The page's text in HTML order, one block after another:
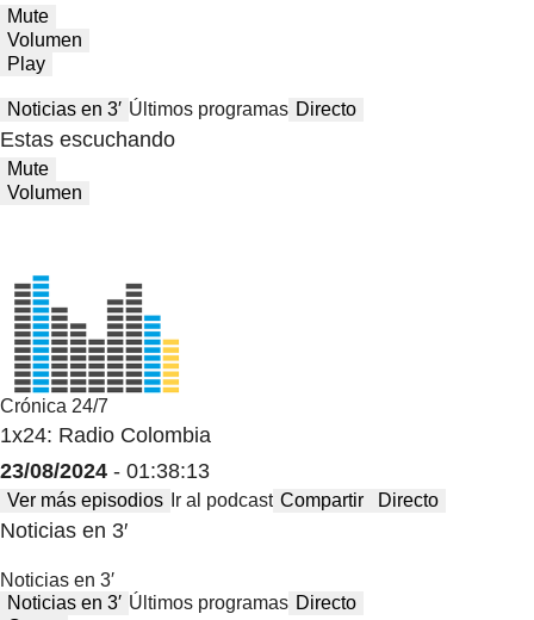
Mute
Volumen
Play
Noticias en 3′ Últimos programas Directo
Estas escuchando
Mute
Volumen
Crónica 24/7
1x24: Radio Colombia
23/08/2024 - 01:38:13
Ver más episodios Ir al podcast Compartir Directo
Noticias en 3′
Noticias en 3′
Noticias en 3′ Últimos programas Directo